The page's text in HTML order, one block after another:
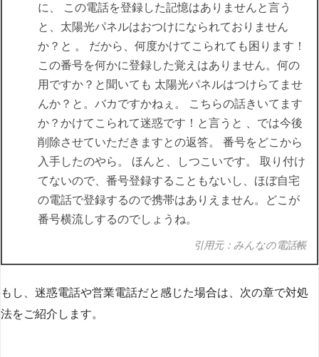
に、 この電話を登録した記憶はありませんと言う
と、太陽光パネルはおつけになられておりません
か？と 。 だから、何度かけてこられても困ります！
この番号を何かに登録した覚えはありません。何の
用ですか？と聞いても 太陽光パネルはつけらてませ
んか？と。バカですかねぇ。 こちらの話きいてます
か？かけてこられて迷惑です！と言うと 、では今後
削除させていただきますとの返答。 番号をどこから
入手したのやら。 ほんと、しつこいです。 取り付け
てないので、番号登録することもないし、ほぼ自宅
の電話で登録するので携帯はありえません。どこが
番号横流しするのでしょうね。
引用元：みんなの電話帳
もし、迷惑電話や営業電話だと感じた場合は、次の章で対処
法をご紹介します。